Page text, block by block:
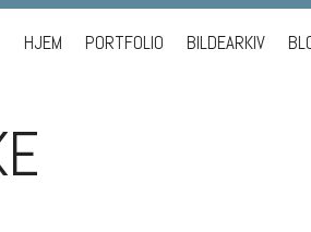
Skip to content
HJEM PORTFOLIO BILDEARKIV